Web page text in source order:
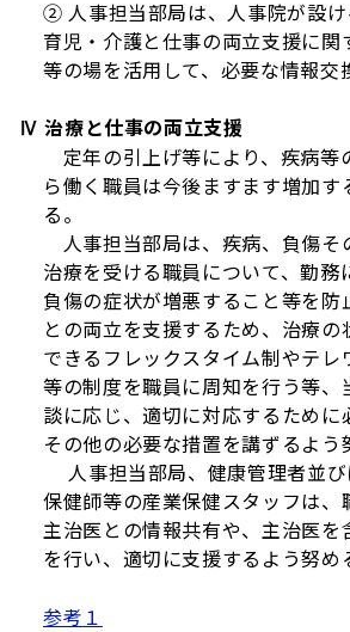
② 人事担当部局は、人事院が設け
育児・介護と仕事の両立支援に関
等の場を活用して、必要な情報交
Ⅳ 治療と仕事の両立支援
定年の引上げ等により、疾病等
ら働く職員は今後ますます増加す
る。
人事担当部局は、疾病、負傷そ
治療を受ける職員について、勤務
負傷の症状が増悪すること等を防
との両立を支援するため、治療の
できるフレックスタイム制やテレ
等の制度を職員に周知を行う等、
談に応じ、適切に対応するために
その他の必要な措置を講ずるよう
人事担当部局、健康管理者並
保健師等の産業保健スタッフは、
主治医との情報共有や、主治医を
を行い、適切に支援するよう努め
参考１